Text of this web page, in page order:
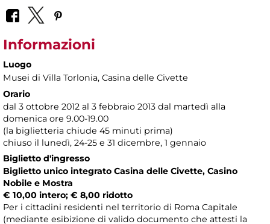
Informazioni
Luogo
Musei di Villa Torlonia, Casina delle Civette
Orario
dal 3 ottobre 2012 al 3 febbraio 2013 dal martedì alla
domenica ore 9.00-19.00
(la biglietteria chiude 45 minuti prima)
chiuso il lunedì, 24-25 e 31 dicembre, 1 gennaio
Biglietto d'ingresso
Biglietto unico integrato Casina delle Civette, Casino
Nobile e Mostra
€ 10,00 intero; € 8,00 ridotto
Per i cittadini residenti nel territorio di Roma Capitale
(mediante esibizione di valido documento che attesti la